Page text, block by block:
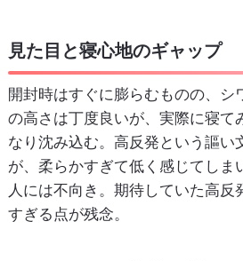
見た目と寝心地のギャップ
開封時はすぐに膨らむものの、シ
の高さは丁度良いが、実際に寝て
なり沈み込む。高反発という謳い
が、柔らかすぎて低く感じてしま
人には不向き。期待していた高反
すぎる点が残念。